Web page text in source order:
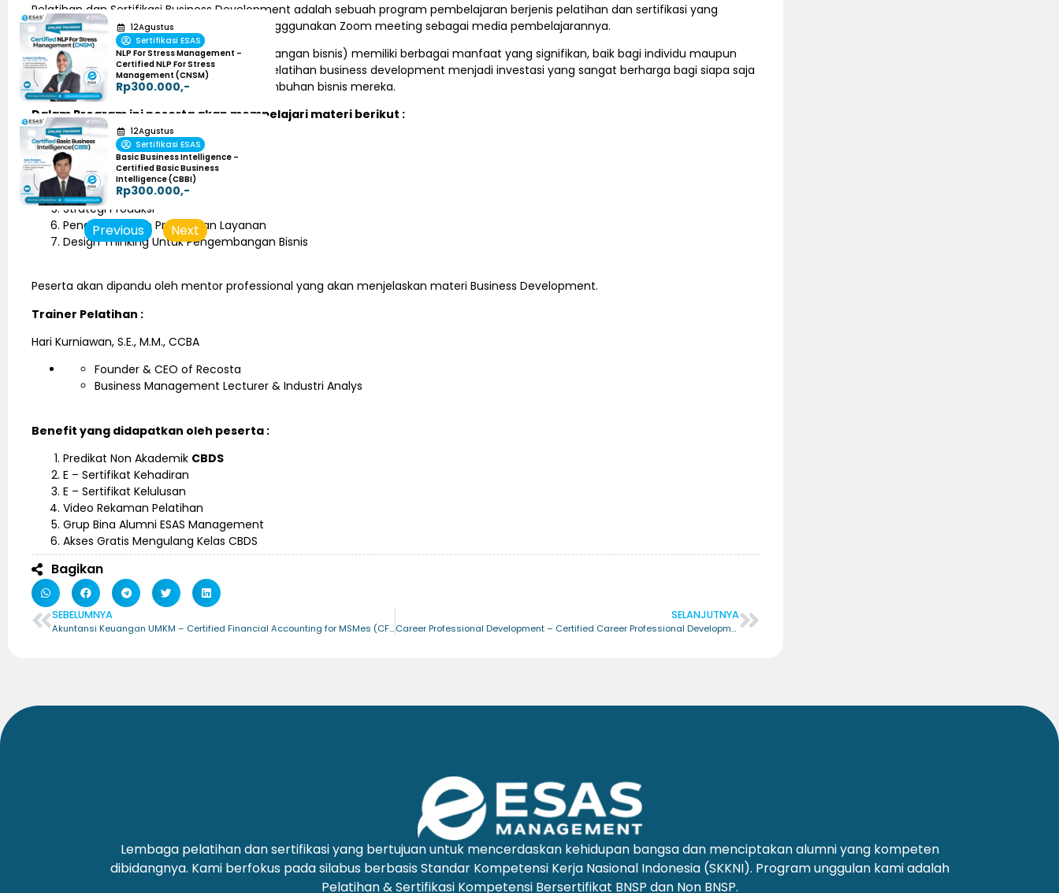
Pelatihan dan Sertifikasi Business Development adalah sebuah program pembelajaran berjenis pelatihan dan sertifikasi yang
diselenggarakan secara online dengan mengggunakan Zoom meeting sebagai media pembelajarannya.
Pelatihan business development (pengembangan bisnis) memiliki berbagai manfaat yang signifikan, baik bagi individu maupun
organisasi. Dengan manfaat-manfaat ini, pelatihan business development menjadi investasi yang sangat berharga bagi siapa saja
yang ingin meningkatkan kinerja dan pertumbuhan bisnis mereka.
Dalam Program ini peserta akan mempelajari materi berikut :
Konsep Dasar Business Development
Strategi Pemasaran
Strategi Keuangan
Strategi SDM
Strategi Produksi
Pengembangan Produk dan Layanan
Design Thinking Untuk Pengembangan Bisnis
Peserta akan dipandu oleh mentor professional yang akan menjelaskan materi Business Development.
Trainer Pelatihan :
Hari Kurniawan, S.E., M.M., CCBA
Founder & CEO of Recosta
Business Management Lecturer & Industri Analys
Benefit yang didapatkan oleh peserta :
Predikat Non Akademik CBDS
E – Sertifikat Kehadiran
E – Sertifikat Kelulusan
Video Rekaman Pelatihan
Grup Bina Alumni ESAS Management
Akses Gratis Mengulang Kelas CBDS
Bagikan
SEBELUMNYA
Akuntansi Keuangan UMKM – Certified Financial Accounting for MSMes (CFA.MSMes)
SELANJUTNYA
Career Professional Development – Certified Career Professional Development (CCPD)
12Agustus
Sertifikasi ESAS
NLP For Stress Management –
Certified NLP For Stress
Management (CNSM)
Rp300.000,-
12Agustus
Sertifikasi ESAS
Basic Business Intelligence –
Certified Basic Business
Intelligence (CBBI)
Rp300.000,-
Previous Next
Lembaga pelatihan dan sertifikasi yang bertujuan untuk mencerdaskan kehidupan bangsa dan menciptakan alumni yang kompeten
dibidangnya. Kami berfokus pada silabus berbasis Standar Kompetensi Kerja Nasional Indonesia (SKKNI). Program unggulan kami adalah
Pelatihan & Sertifikasi Kompetensi Bersertifikat BNSP dan Non BNSP.